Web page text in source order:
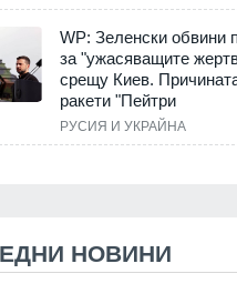
WP: Зеленски обвини
за "ужасяващите
срещу Киев.
ракети "Пейтри
РУСИЯ И УКРАЙНА
НОВИНИ